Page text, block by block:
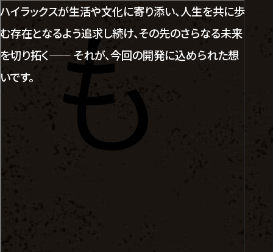
ハイラックスが生活や文化に寄り添い、人生を共に歩
む存在となるよう追求し続け、その先のさらなる未来
を切り拓く—— それが、今回の開発に込められた想
いです。